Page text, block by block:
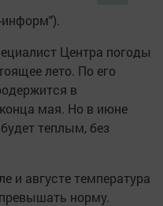
Центра погоды
лето. По его
в
мая. Но в июне
теплым, без
и августе температура
норму.